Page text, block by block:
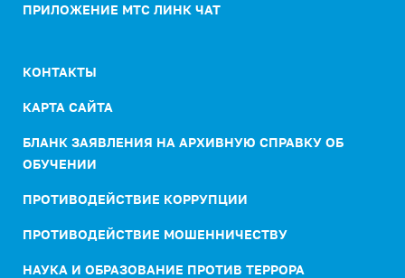
ПРИЛОЖЕНИЕ МТС ЛИНК ЧАТ
КОНТАКТЫ
КАРТА САЙТА
БЛАНК ЗАЯВЛЕНИЯ НА АРХИВНУЮ СПРАВКУ ОБ
ОБУЧЕНИИ
ПРОТИВОДЕЙСТВИЕ КОРРУПЦИИ
ПРОТИВОДЕЙСТВИЕ МОШЕННИЧЕСТВУ
НАУКА И ОБРАЗОВАНИЕ ПРОТИВ ТЕРРОРА